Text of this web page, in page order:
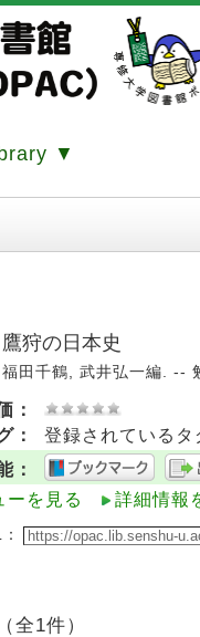
▼
鷹狩の日本史
福田千鶴, 武井弘一編. --
：
：
登録されているタ
：
ーを見る
詳細情報
全1件）